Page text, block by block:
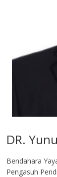
DR.
Bendahara
Pengasuh